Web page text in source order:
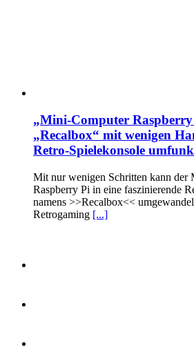
„Mini-Computer Raspberry
„Recalbox“ mit wenigen
Retro-Spielekonsole
Mit nur wenigen Schritten kann der
Raspberry Pi in eine faszinierende
namens >>Recalbox<<
Retrogaming [...]